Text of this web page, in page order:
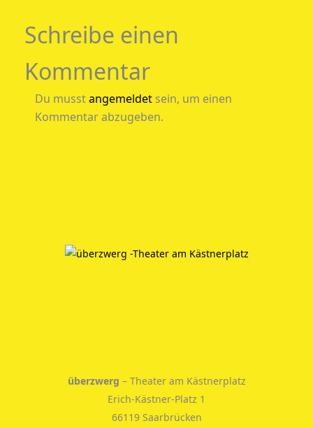
Schreibe einen
Kommentar
Du musstangemeldet sein, um einen
Kommentar abzugeben.
überzwerg – Theater am Kästnerplatz
Erich-Kästner-Platz 1
66119 Saarbrücken